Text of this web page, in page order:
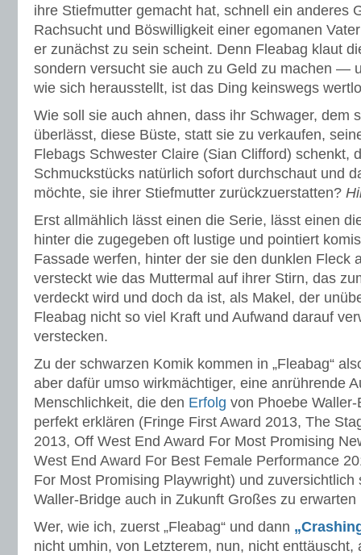
ihre Stiefmutter gemacht hat, schnell ein anderes
Rachsucht und Böswilligkeit einer egomanen
er zunächst zu sein scheint. Denn Fleabag klaut
sondern versucht sie auch zu Geld zu machen —
wie sich herausstellt, ist das Ding keinswegs
Wie soll sie auch ahnen, dass ihr Schwager, dem
überlässt, diese Büste, statt sie zu verkaufen,
Flebags Schwester Claire (Sian Clifford) schenkt,
Schmuckstücks natürlich sofort durchschaut und
möchte, sie ihrer Stiefmutter zurückzuerstatten?
Erst allmählich lässt einen die Serie, lässt einen
hinter die zugegeben oft lustige und pointiert
Fassade werfen, hinter der sie den dunklen Fleck
versteckt wie das Muttermal auf ihrer Stirn, das
verdeckt wird und doch da ist, als Makel, der
Fleabag nicht so viel Kraft und Aufwand darauf
verstecken.
Zu der schwarzen Komik kommen in „Fleabag“
aber dafür umso wirkmächtiger, eine anrührende
Menschlichkeit, die den Erfolg von Phoebe
perfekt erklären (Fringe First Award 2013, The
2013, Off West End Award For Most Promising
West End Award For Best Female Performance
For Most Promising Playwright) und zuversichtlich
Waller-Bridge auch in Zukunft Großes zu erwarten
Wer, wie ich, zuerst „Fleabag“ und dann
nicht umhin, von Letzterem, nun, nicht enttäuscht,